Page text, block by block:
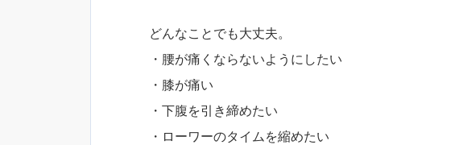
どんなことでも大丈夫。
・腰が痛くならないようにしたい
・膝が痛い
・下腹を引き締めたい
・ローワーのタイムを縮めたい